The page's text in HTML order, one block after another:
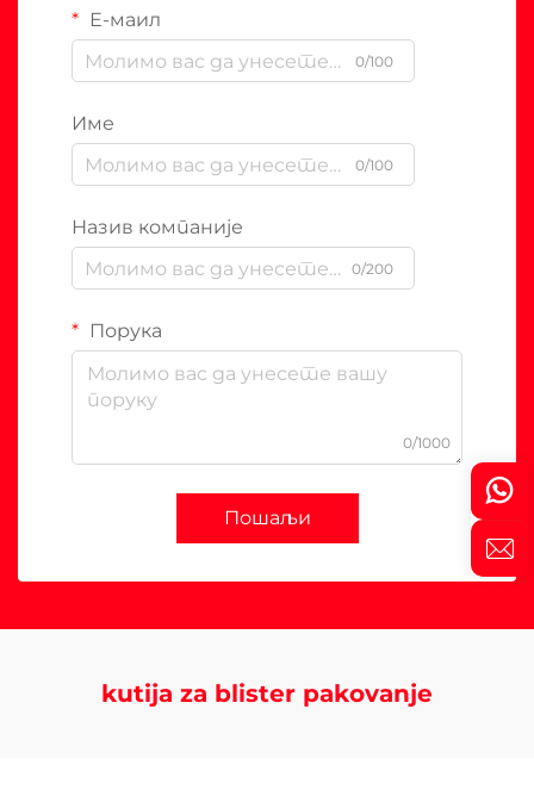
Е-маил
0/100
Име
0/100
Назив компаније
0/200
Порука
0/1000
Пошаљи
kutija za blister pakovanje